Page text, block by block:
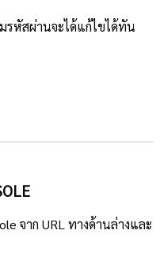
รหัสผ่านจะได้แก้ไขได้ทัน
จาก URL ทางด้านล่างและ